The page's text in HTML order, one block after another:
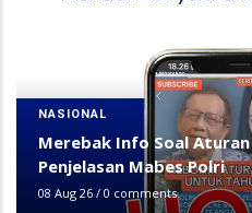
NASIONAL
Merebak Info Soal
Penjelasan Mabes Polri
08 Aug 26 / 0 comments